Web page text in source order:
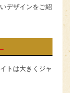
デザインをご紹
トは大きくジャ